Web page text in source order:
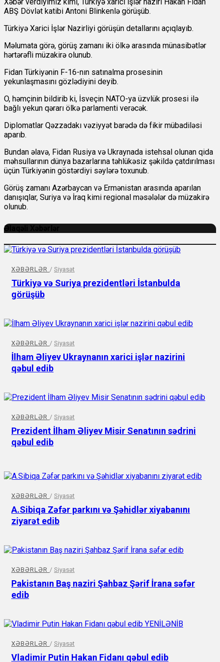
Xəbər verdiyimiz kimi, Türkiyə xarici işlər naziri Hakan Fidan
ABŞ Dövlət katibi Antoni Blinkenlə görüşüb.
Türkiyə Xarici İşlər Nazirliyi görüşün detallarını açıqlayıb.
Məlumata görə, görüş zamanı iki ölkə arasında münasibətlər
hərtərəfli müzakirə olunub.
Fidan Türkiyənin F-16-nın satınalma prosesinin
yekunlaşmasını gözlədiyini deyib.
O, həmçinin bildirib ki, İsveçin NATO-ya üzvlük prosesi ilə
bağlı yekun qərarı ölkə parlamenti verəcək.
Diplomatlar Qəzzadakı vəziyyət barədə də fikir mübadiləsi
aparıb.
Bundan əlavə, Fidan Rusiya və Ukraynada istehsal olunan qida
məhsullarının dünya bazarlarına təhlükəsiz şəkildə çatdırılması
üçün Türkiyənin göstərdiyi səylərə toxunub.
Görüş zamanı Azərbaycan və Ermənistan arasında aparılan
danışıqlar, Suriya və İraq kimi regional məsələlər də müzakirə
olunub.
Əlaqəli Xəbərlər
XƏBƏRLƏR / Siyasət
Türkiyə və Suriya prezidentləri İstanbulda
görüşüb
XƏBƏRLƏR / Siyasət
İlham Əliyev Ukraynanın xarici işlər nazirini
qəbul edib
XƏBƏRLƏR / Siyasət
Prezident İlham Əliyev Misir Senatının sədrini
qəbul edib
XƏBƏRLƏR / Siyasət
A.Sibiqa Zəfər parkını və Şəhidlər xiyabanını
ziyarət edib
XƏBƏRLƏR / Siyasət
Pakistanın Baş naziri Şahbaz Şərif İrana səfər
edib
XƏBƏRLƏR / Siyasət
Vladimir Putin Hakan Fidanı qəbul edib